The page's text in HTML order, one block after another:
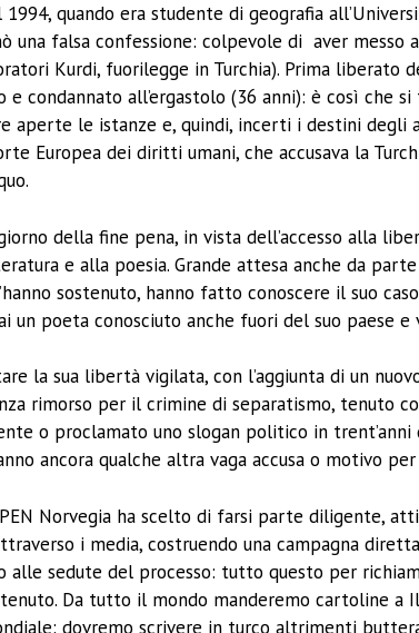
quando era studente di geografia
una falsa confessione: colpevole di aver
Kurdi, fuorilegge in Turchia). Prima liberato
condannato all’ergastolo (36 anni): è così che
aperte le istanze e, quindi, incerti i destini degli
Europea dei diritti umani, che accusava la
della fine pena, in vista dell’accesso alla
e alla poesia. Grande attesa anche da
sostenuto, hanno fatto conoscere il suo
un poeta conosciuto anche fuori del suo paese
la sua libertà vigilata, con l’aggiunta di un
rimorso per il crimine di separatismo, tenuto
o proclamato uno slogan politico in
ancora qualche altra vaga accusa o motivo
Norvegia ha scelto di farsi parte diligente,
i media, costruendo una campagna
alle sedute del processo: tutto questo per
Da tutto il mondo manderemo cartoline
dovremo scrivere in turco altrimenti